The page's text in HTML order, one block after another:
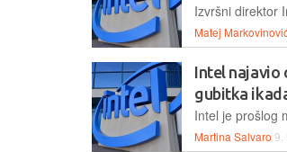
Matej
Intel najavio
gubitka
Martina Salvaro 9.